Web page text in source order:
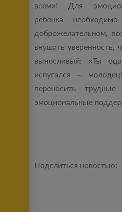
всем»! Для
ребенка
доброжелательном,
внушать уверенность,
выносливый: «Ты
испугался –
переносить
эмоциональные
Поделиться новостью: